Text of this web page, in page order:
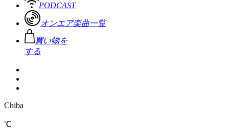
PODCAST
オンエア楽曲一覧
買い物を
する
Chiba
℃